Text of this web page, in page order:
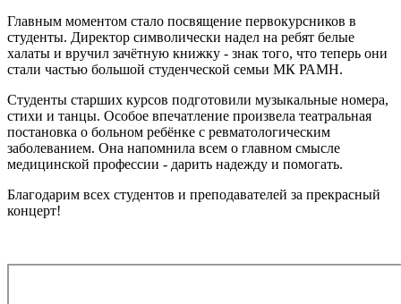
Главным моментом стало посвящение первокурсников в
студенты. Директор символически надел на ребят белые
халаты и вручил зачётную книжку - знак того, что теперь они
стали частью большой студенческой семьи МК РАМН.
Студенты старших курсов подготовили музыкальные номера,
стихи и танцы. Особое впечатление произвела театральная
постановка о больном ребёнке с ревматологическим
заболеванием. Она напомнила всем о главном смысле
медицинской профессии - дарить надежду и помогать.
Благодарим всех студентов и преподавателей за прекрасный
концерт!